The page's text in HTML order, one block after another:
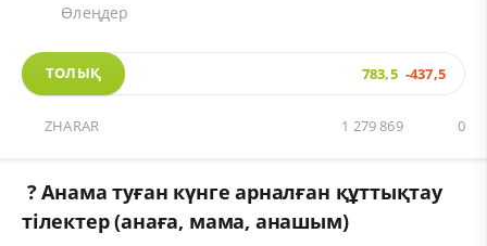
Өлеңдер
ТОЛЫҚ 783,5 -437,5
ZHARAR 0
1 279 869
? Анама туған күнге арналған құттықтау
тілектер (анаға, мама, анашым)